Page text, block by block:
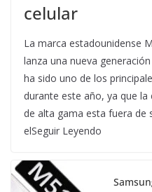
celular
La marca estadounidense
lanza una nueva
ha sido uno de los
durante este año, ya que
de alta gama esta fuera de
elSeguir Leyendo